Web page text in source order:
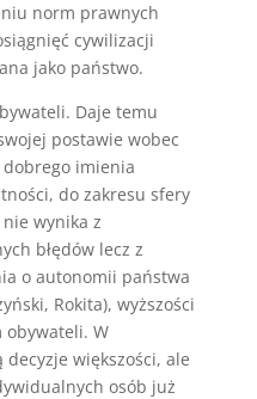
norm prawnych
cywilizacji
jako państwo.
Daje temu
postawie wobec
imienia
do zakresu sfery
wynika z
błędów lecz z
o autonomii państwa
Rokita), wyższości
W
większości, ale
osób już